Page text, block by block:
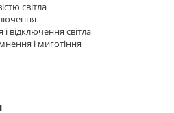
світла
відключення світла
і миготіння